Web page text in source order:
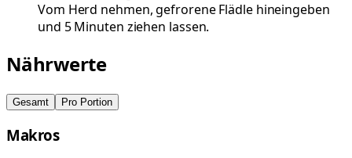
Vom Herd nehmen, gefrorene Flädle hineingeben
und 5 Minuten ziehen lassen.
Nährwerte
Gesamt Pro Portion
Makros